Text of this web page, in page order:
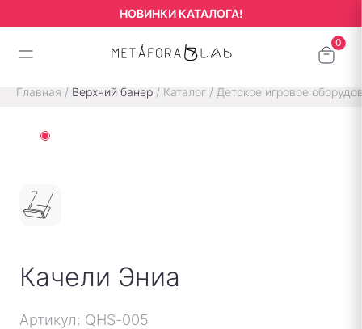
НОВИНКИ КАТАЛОГА!
Главная / Верхний банер / Каталог / Детское игровое
Качели Эниа
Артикул: QHS-005